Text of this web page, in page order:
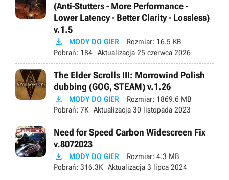
(Anti-Stutters - More Performance -
Lower Latency - Better Clarity - Lossless)
v.1.5
 MODY DO GIER Rozmiar: 16.5 KB
Pobrań: 184 Aktualizacja 25 czerwca 2026
The Elder Scrolls III: Morrowind Polish
dubbing (GOG, STEAM) v.1.26
 MODY DO GIER Rozmiar: 1869.6 MB
Pobrań: 7K Aktualizacja 30 listopada 2023
Need for Speed Carbon Widescreen Fix
v.8072023
 MODY DO GIER Rozmiar: 4.3 MB
Pobrań: 316.3K Aktualizacja 3 lipca 2024